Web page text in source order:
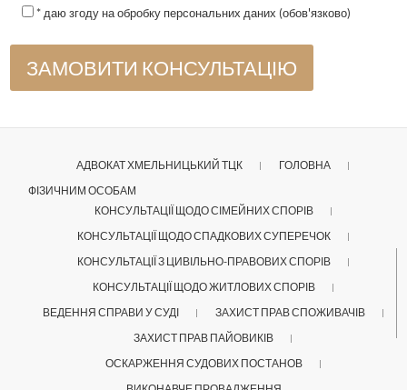
* даю згоду на обробку персональних даних (обов'язково)
АДВОКАТ ХМЕЛЬНИЦЬКИЙ ТЦК
ГОЛОВНА
ФІЗИЧНИМ ОСОБАМ
КОНСУЛЬТАЦІЇ ЩОДО СІМЕЙНИХ СПОРІВ
КОНСУЛЬТАЦІЇ ЩОДО СПАДКОВИХ СУПЕРЕЧОК
КОНСУЛЬТАЦІЇ З ЦИВІЛЬНО-ПРАВОВИХ СПОРІВ
КОНСУЛЬТАЦІЇ ЩОДО ЖИТЛОВИХ СПОРІВ
ВЕДЕННЯ СПРАВИ У СУДІ
ЗАХИСТ ПРАВ СПОЖИВАЧІВ
ЗАХИСТ ПРАВ ПАЙОВИКІВ
ОСКАРЖЕННЯ СУДОВИХ ПОСТАНОВ